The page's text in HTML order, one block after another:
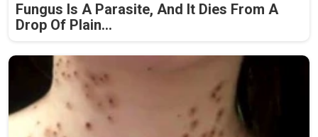
Fungus Is A Parasite, And It Dies From A
Drop Of Plain...